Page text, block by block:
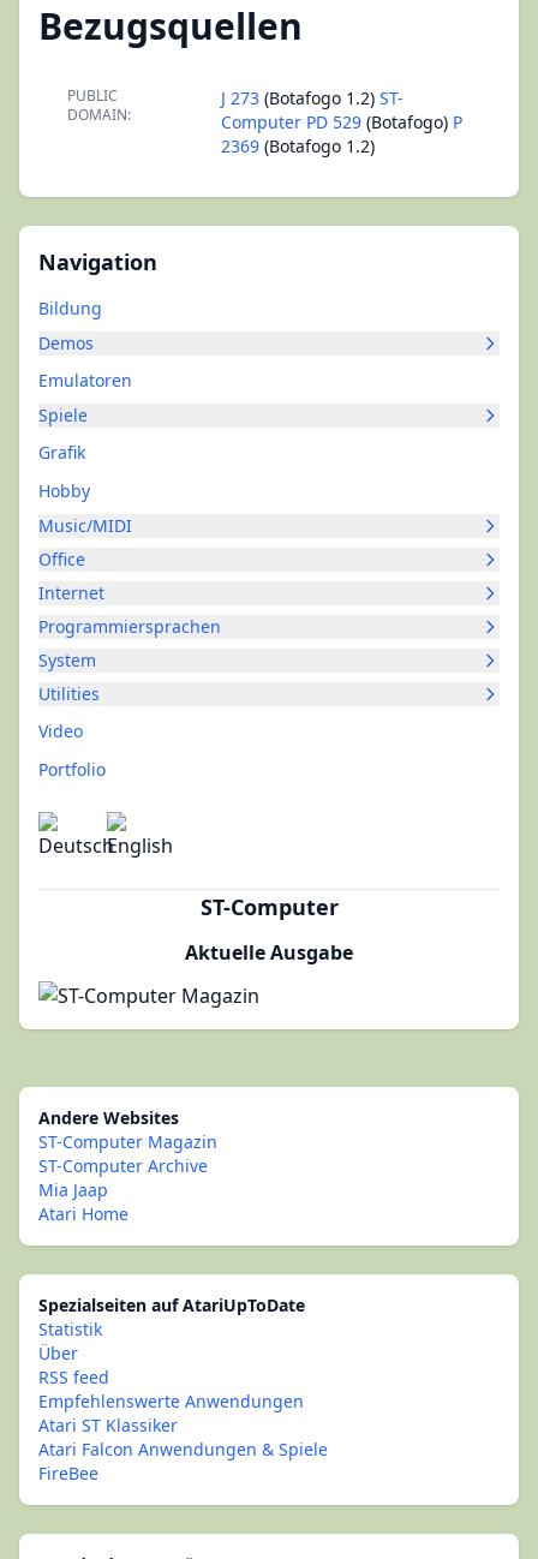
Navigation
Bildung
Demos
Emulatoren
Spiele
Grafik
Hobby
Music/MIDI
Office
Internet
Programmiersprachen
System
Utilities
Video
Portfolio
ST-Computer
Aktuelle Ausgabe
Bezugsquellen
PUBLIC
DOMAIN:
J 273 (Botafogo 1.2) ST-
Computer PD 529 (Botafogo) P
2369 (Botafogo 1.2)
Andere Websites
ST-Computer Magazin
ST-Computer Archive
Mia Jaap
Atari Home
Spezialseiten auf AtariUpToDate
Statistik
Über
RSS feed
Empfehlenswerte Anwendungen
Atari ST Klassiker
Atari Falcon Anwendungen & Spiele
FireBee